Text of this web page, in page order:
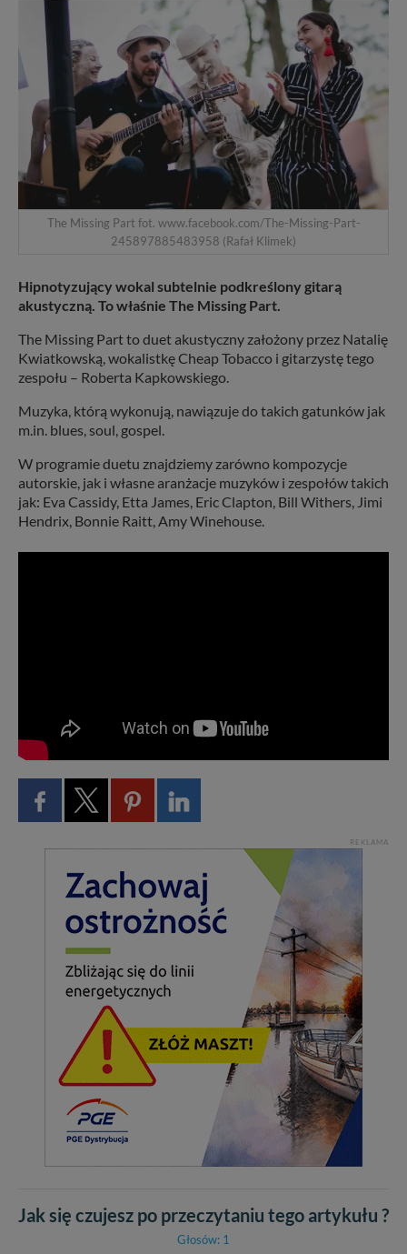
The Missing Part fot. www.facebook.com/The-Missing-Part-
245897885483958 (Rafał Klimek)
Hipnotyzujący wokal subtelnie podkreślony gitarą
akustyczną. To właśnie The Missing Part.
The Missing Part to duet akustyczny założony przez Natalię
Kwiatkowską, wokalistkę Cheap Tobacco i gitarzystę tego
zespołu – Roberta Kapkowskiego.
Muzyka, którą wykonują, nawiązuje do takich gatunków jak
m.in. blues, soul, gospel.
W programie duetu znajdziemy zarówno kompozycje
autorskie, jak i własne aranżacje muzyków i zespołów takich
jak: Eva Cassidy, Etta James, Eric Clapton, Bill Withers, Jimi
Hendrix, Bonnie Raitt, Amy Winehouse.
REKLAMA
Jak się czujesz po przeczytaniu tego artykułu ?
Głosów: 1